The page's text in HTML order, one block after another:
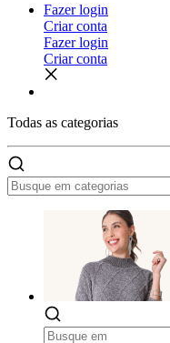
Fazer login
Criar conta
Fazer login
Criar conta
Todas as categorias